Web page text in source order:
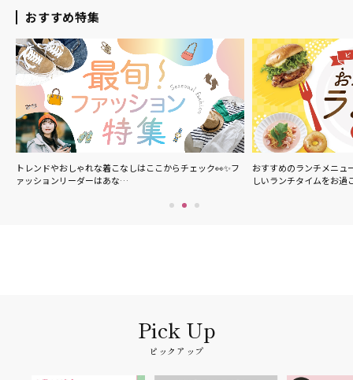
おすすめ特集
トレンドやおしゃれな着こなしはここからチェック👀✨フ
ァッションリーダーはあな…
おすすめのランチメニュ
しいランチタイムをお
ピックアップ